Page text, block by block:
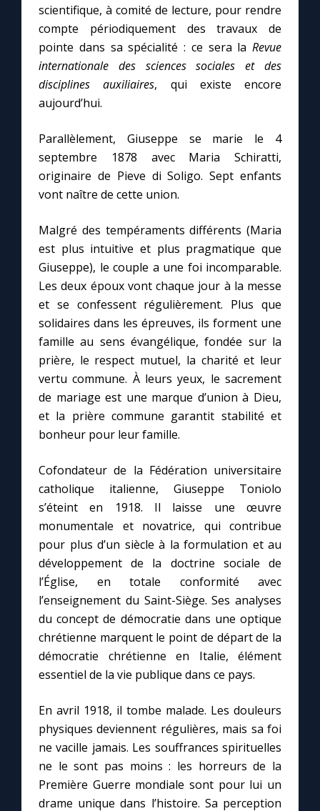
scientifique, à comité de lecture, pour rendre
compte périodiquement des travaux de
pointe dans sa spécialité : ce sera la Revue
internationale des sciences sociales et des
disciplines auxiliaires, qui existe encore
aujourd’hui.
Parallèlement, Giuseppe se marie le 4
septembre 1878 avec Maria Schiratti,
originaire de Pieve di Soligo. Sept enfants
vont naître de cette union.
Malgré des tempéraments différents (Maria
est plus intuitive et plus pragmatique que
Giuseppe), le couple a une foi incomparable.
Les deux époux vont chaque jour à la messe
et se confessent régulièrement. Plus que
solidaires dans les épreuves, ils forment une
famille au sens évangélique, fondée sur la
prière, le respect mutuel, la charité et leur
vertu commune. À leurs yeux, le sacrement
de mariage est une marque d’union à Dieu,
et la prière commune garantit stabilité et
bonheur pour leur famille.
Cofondateur de la Fédération universitaire
catholique italienne, Giuseppe Toniolo
s’éteint en 1918. Il laisse une œuvre
monumentale et novatrice, qui contribue
pour plus d’un siècle à la formulation et au
développement de la doctrine sociale de
l’Église, en totale conformité avec
l’enseignement du Saint-Siège. Ses analyses
du concept de démocratie dans une optique
chrétienne marquent le point de départ de la
démocratie chrétienne en Italie, élément
essentiel de la vie publique dans ce pays.
En avril 1918, il tombe malade. Les douleurs
physiques deviennent régulières, mais sa foi
ne vacille jamais. Les souffrances spirituelles
ne le sont pas moins : les horreurs de la
Première Guerre mondiale sont pour lui un
drame unique dans l’histoire. Sa perception